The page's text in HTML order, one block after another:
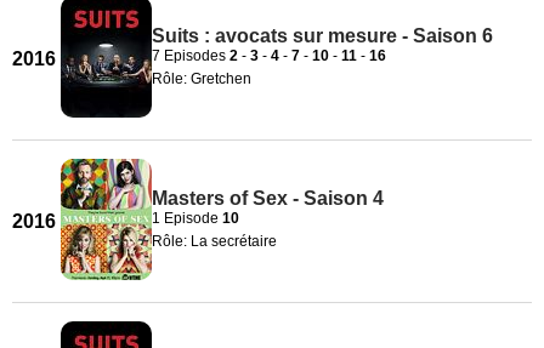
2016
Suits : avocats sur mesure - Saison 6
7 Episodes 2 - 3 - 4 - 7 - 10 - 11 - 16
Rôle: Gretchen
2016
Masters of Sex - Saison 4
1 Episode 10
Rôle: La secrétaire